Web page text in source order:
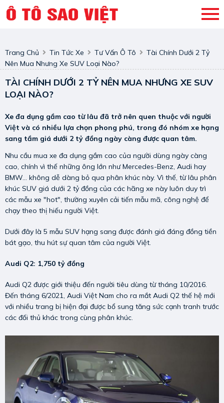
Trang Chủ Tin Tức Xe Tư Vấn Ô Tô
Tài Chính Dưới 2 Tỷ
Nên Mua Nhưng Xe SUV Loại Nào?
TÀI CHÍNH DƯỚI 2 TỶ NÊN MUA NHƯNG XE SUV
LOẠI NÀO?
Xe đa dụng gầm cao từ lâu đã trở nên quen thuộc với người
Việt và có nhiều lựa chọn phong phú, trong đó nhóm xe hạng
sang tầm giá dưới 2 tỷ đồng ngày càng được quan tâm.
Nhu cầu mua xe đa dụng gầm cao của người dùng ngày càng
cao, chính vì thế những ông lớn như Mercedes-Benz, Audi hay
BMW... không dễ dàng bỏ qua phân khúc này. Vì thế, từ lâu phân
khúc SUV giá dưới 2 tỷ đồng của các hãng xe này luôn duy trì
các mẫu xe "hot", thường xuyên cải tiến mẫu mã, công nghệ để
chạy theo thị hiếu người Việt.
Dưới đây là 5 mẫu SUV hạng sang được đánh giá đáng đồng tiền
bát gạo, thu hút sự quan tâm của người Việt.
Audi Q2: 1,750 tỷ đồng
Audi Q2 được giới thiệu đến người tiêu dùng từ tháng 10/2016.
Đến tháng 6/2021, Audi Việt Nam cho ra mắt Audi Q2 thế hệ mới
với nhiều trang bị hiện đại được bổ sung tăng sức cạnh tranh trước
các đối thủ khác trong cùng phân khúc.